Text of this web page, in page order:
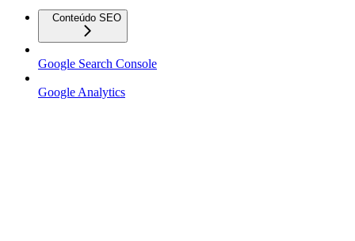
Conteúdo SEO
Google Search Console
Google Analytics